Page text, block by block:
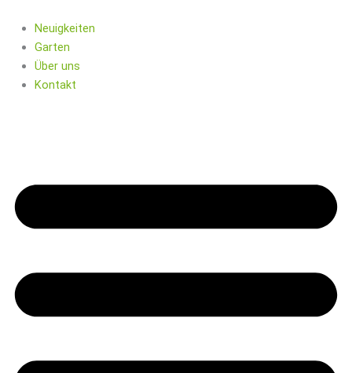
Inhalt
springen
Neuigkeiten
Garten
Über uns
Kontakt